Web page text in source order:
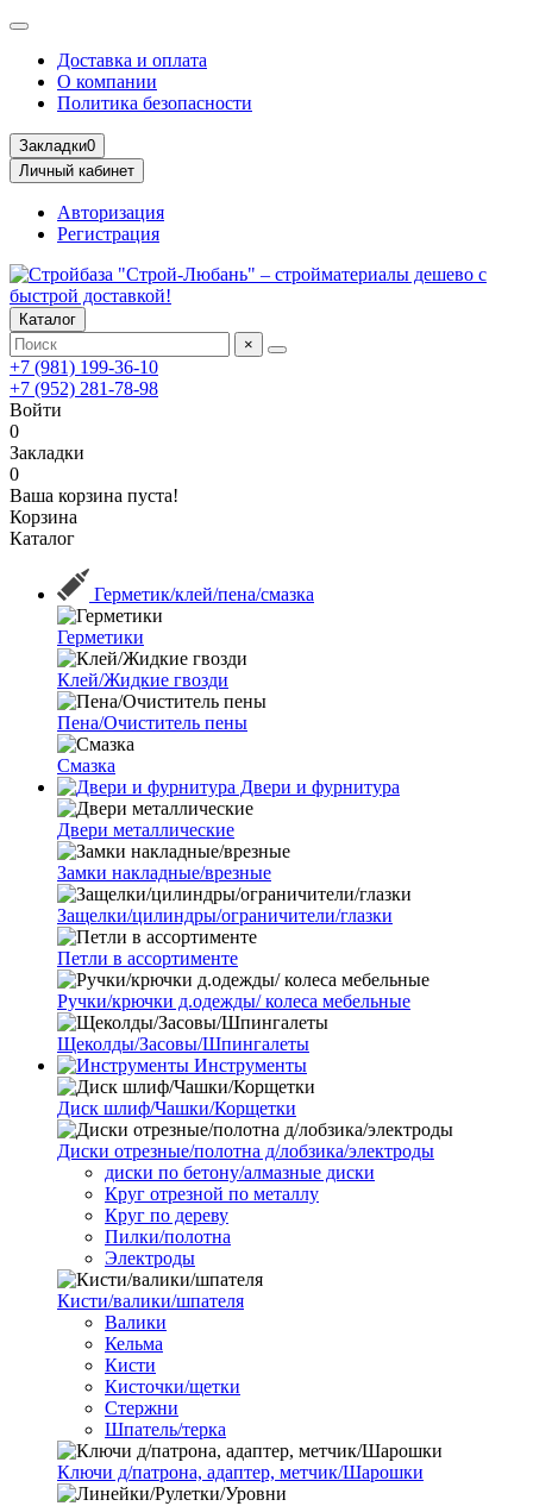
Доставка и оплата
О компании
Политика безопасности
Закладки0
Личный кабинет
Авторизация
Регистрация
Каталог
×
+7 (981) 199-36-10
+7 (952) 281-78-98
Войти
0
Закладки
0
Ваша корзина пуста!
Корзина
Каталог
Герметик/клей/пена/смазка
Герметики
Клей/Жидкие гвозди
Пена/Очиститель пены
Смазка
Двери и фурнитура
Двери металлические
Замки накладные/врезные
Защелки/цилиндры/ограничители/глазки
Петли в ассортименте
Ручки/крючки д.одежды/ колеса мебельные
Щеколды/Засовы/Шпингалеты
Инструменты
Диск шлиф/Чашки/Корщетки
Диски отрезные/полотна д/лобзика/электроды
диски по бетону/алмазные диски
Круг отрезной по металлу
Круг по дереву
Пилки/полотна
Электроды
Кисти/валики/шпателя
Валики
Кельма
Кисти
Кисточки/щетки
Стержни
Шпатель/терка
Ключи д/патрона, адаптер, метчик/Шарошки